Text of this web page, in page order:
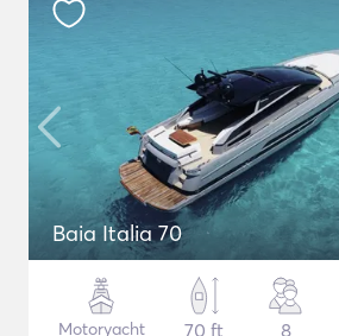
Baia Italia 70
Motoryacht
70 ft
8